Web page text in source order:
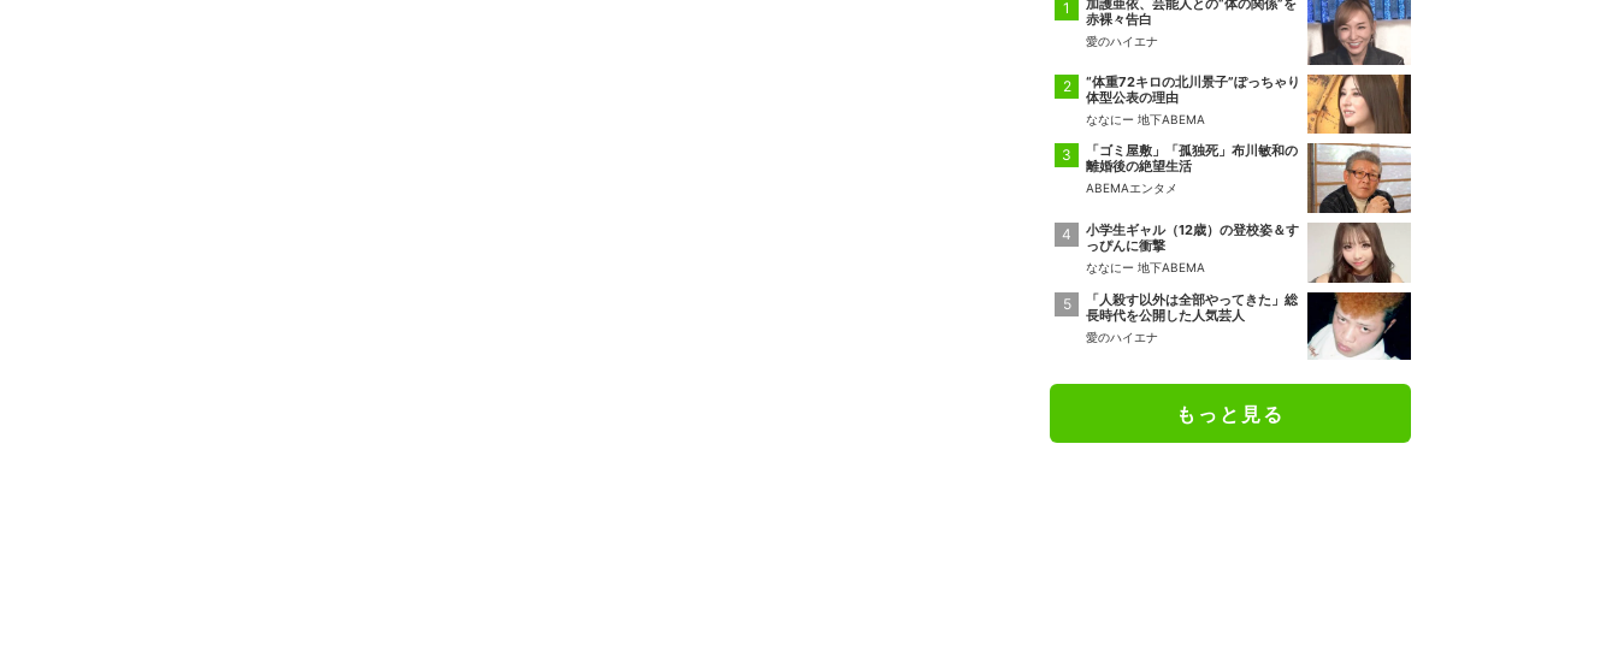
加護亜依、芸能人との“体の関係”を
赤裸々告白
愛のハイエナ
“体重72キロの北川景子”ぽっちゃり
体型公表の理由
ななにー 地下ABEMA
「ゴミ屋敷」「孤独死」布川敏和の
離婚後の絶望生活
ABEMAエンタメ
小学生ギャル（12歳）の登校姿＆す
っぴんに衝撃
ななにー 地下ABEMA
「人殺す以外は全部やってきた」総
長時代を公開した人気芸人
愛のハイエナ
もっと見る